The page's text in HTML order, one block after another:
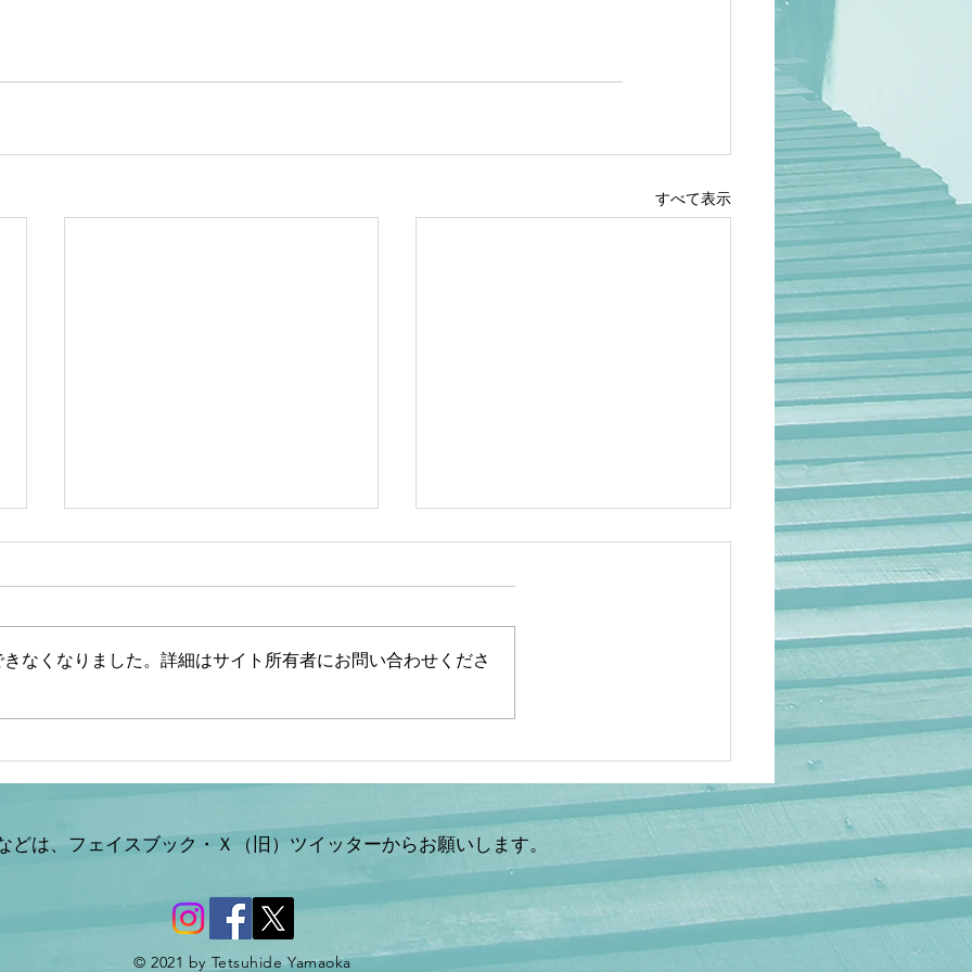
すべて表示
【文】【一般ライブ】【辺野
事故当時の動画を公開【玄ち
瀬×佐波/室伏×松村×平井
11:55〜13:40
【山岡】アニメ人気でも救え
した理由 ケビン・ドーク氏×
山岡鉄秀〜後編〜
なくなりました。詳細はサイト所有者にお問い合わせくださ
どは、フェイスブック・Ｘ（旧）ツイッターからお願いします。
© 2021 by Tetsuhide Yamaoka